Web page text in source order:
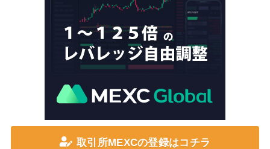
取引所MEXCの登録はコチラ